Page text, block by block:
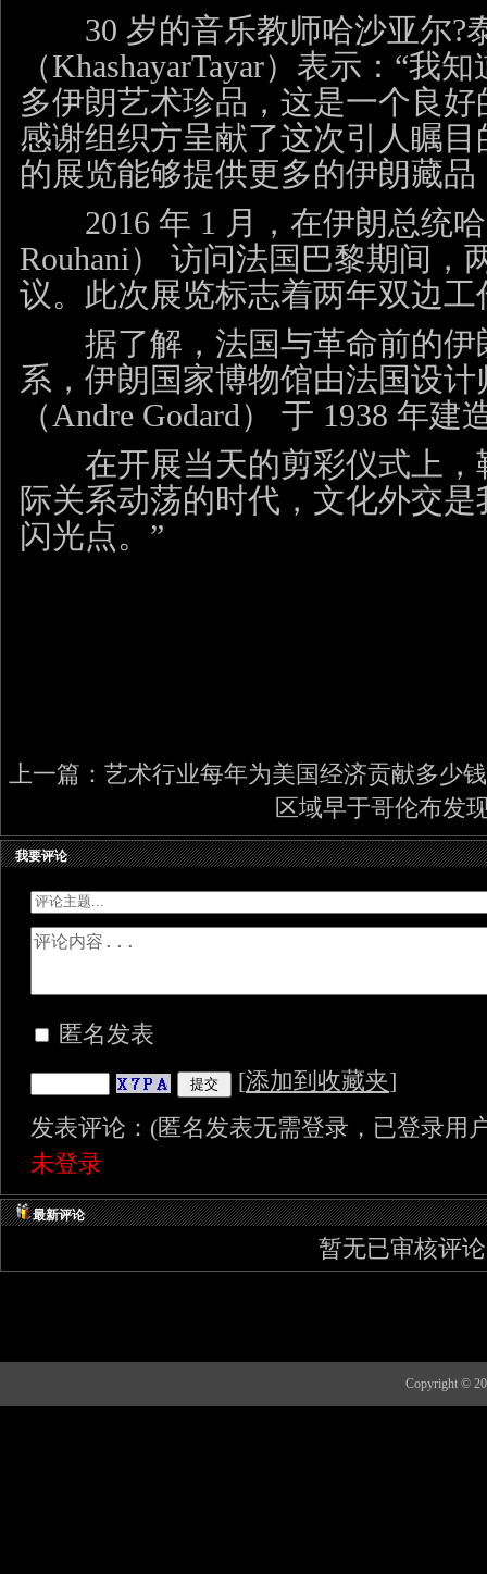
30 岁的音乐教师哈沙亚尔?
（KhashayarTayar）表示：“我
多伊朗艺术珍品，这是一个良
感谢组织方呈献了这次引人瞩
的展览能够提供更多的伊朗藏
2016 年 1 月，在伊朗总统哈
Rouhani） 访问法国巴黎期间，
议。此次展览标志着两年双边
据了解，法国与革命前的伊
系，伊朗国家博物馆由法国设计
（Andre Godard） 于 1938 年建
在开展当天的剪彩仪式上，
际关系动荡的时代，文化外交
闪光点。”
上一篇： 艺术行业每年为美国经济贡献多少钱
区域早于哥伦布发
我要评论
匿名发表
[添加到收藏夹]
发表评论：(匿名发表无需登录，已登录用
未登录
最新评论
暂无已审核评
Copyright ©